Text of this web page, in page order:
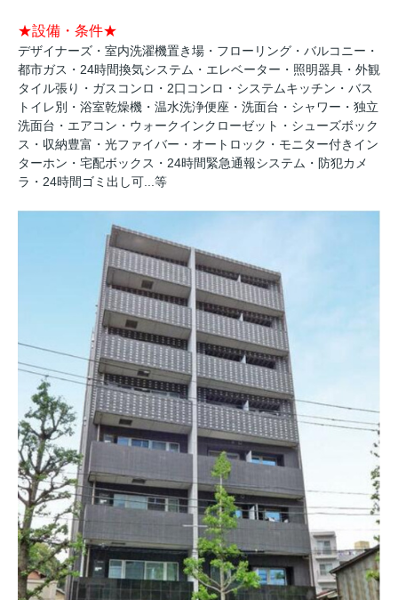
★設備・条件★
デザイナーズ・室内洗濯機置き場・フローリング・バルコニー・
都市ガス・24時間換気システム・エレベーター・照明器具・外観
タイル張り・ガスコンロ・2口コンロ・システムキッチン・バス
トイレ別・浴室乾燥機・温水洗浄便座・洗面台・シャワー・独立
洗面台・エアコン・ウォークインクローゼット・シューズボック
ス・収納豊富・光ファイバー・オートロック・モニター付きイン
ターホン・宅配ボックス・24時間緊急通報システム・防犯カメ
ラ・24時間ゴミ出し可...等